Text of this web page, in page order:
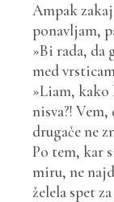
Ampak zakaj
ponavljam,
»Bi rada, da
med
»Liam, kako
nisva?!
drugače ne
Po tem, kar
miru, ne
želela spet